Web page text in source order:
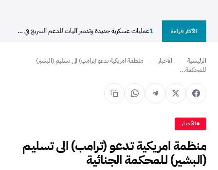
الأكثر قراءة 1 عمليات عسكرية جديدة وتدمير آليات للدعم السريع في شمال...
الرئيسية ← الأخبار ←
منظمة امريكية تدعو (ترامب) الى تسليم (البشير)
للمحكمة...
الأخبار
منظمة امريكية تدعو (ترامب) الى تسليم
(البشير) للمحكمة الجنائية